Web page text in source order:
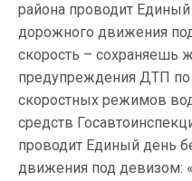
района проводит
дорожного движения
скорость – сохраняешь
предупреждения ДТП
скоростных режимов
средств
проводит Единый день
движения под девизом: